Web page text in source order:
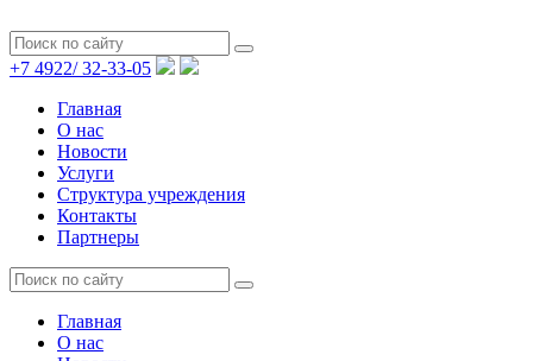
+7 4922/32-33-05
Главная
О нас
Новости
Услуги
Структура учреждения
Контакты
Партнеры
Главная
О нас